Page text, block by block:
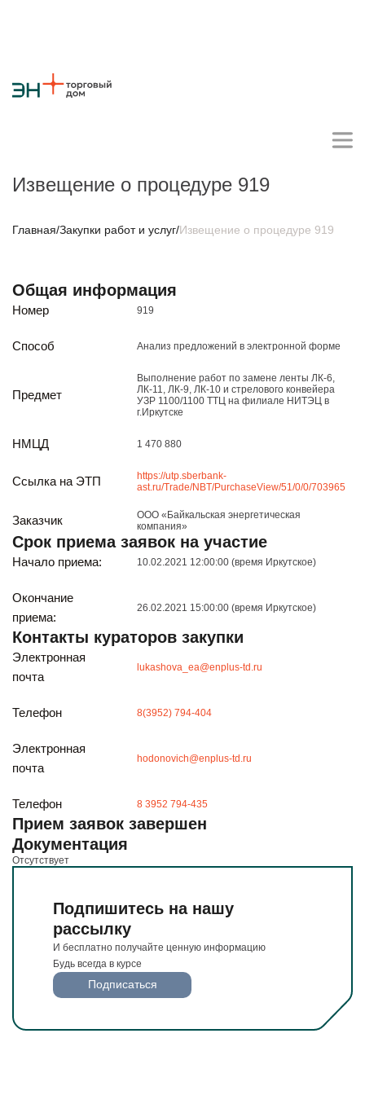
О компании
Стратегия
Карьера Крупные проекты
Противодействие коррупции
Закупки работ и услуг
Реализация непрофильных активов
Следите за нами
Иркутск
тел.: + 7 (3952) 792-193
office@enplus-td.ru
Режим работы (UTC+8)
с 8:00 до 17:15
Перерыв на обед с 12 до 13 часов
ПОДПИШИТЕСЬ НА НАШУ РАССЫЛКУ
Будьте всегда в курсе
Извещение о процедуре 919
Главная/Закупки работ и услуг/Извещение о процедуре 919
Общая информация
Номер 919
Способ Анализ предложений в электронной форме
Предмет
Выполнение работ по замене ленты ЛК-6,
ЛК-11, ЛК-9, ЛК-10 и стрелового конвейера
УЗР 1100/1100 ТТЦ на филиале НИТЭЦ в
г.Иркутске
НМЦД 1 470 880
Ссылка на ЭТП
https://utp.sberbank-
ast.ru/Trade/NBT/PurchaseView/51/0/0/703965
Заказчик
ООО «Байкальская энергетическая
компания»
Срок приема заявок на участие
Начало приема: 10.02.2021 12:00:00 (время Иркутское)
Окончание
приема:
26.02.2021 15:00:00 (время Иркутское)
Контакты кураторов закупки
Электронная
почта
lukashova_ea@enplus-td.ru
Телефон 8(3952) 794-404
Электронная
почта
hodonovich@enplus-td.ru
Телефон 8 3952 794-435
Прием заявок завершен
Документация
Отсутствует
Подпишитесь на нашу
рассылку
И бесплатно получайте ценную информацию
Будь всегда в курсе
Подписаться